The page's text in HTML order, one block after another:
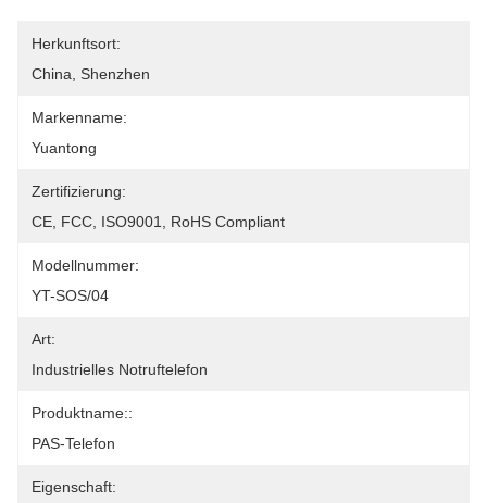
Herkunftsort:
China, Shenzhen
Markenname:
Yuantong
Zertifizierung:
CE, FCC, ISO9001, RoHS Compliant
Modellnummer:
YT-SOS/04
Art:
Industrielles Notruftelefon
Produktname::
PAS-Telefon
Eigenschaft: